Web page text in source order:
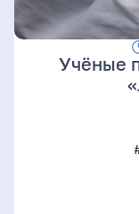
Учёные